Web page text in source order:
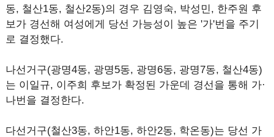
동, 철산1동, 철산2동)의 경우 김영숙, 박성민, 한주원 후
보가 경선해 여성에게 당선 가능성이 높은 '가'번을 주기
로 결정했다.
나선거구(광명4동, 광명5동, 광명6동, 광명7동, 철산4동)
는 이일규, 이주희 후보가 확정된 가운데 경선을 통해 가·
나번을 결정한다.
다선거구(철산3동, 하안1동, 하안2동, 학온동)는 당선 가